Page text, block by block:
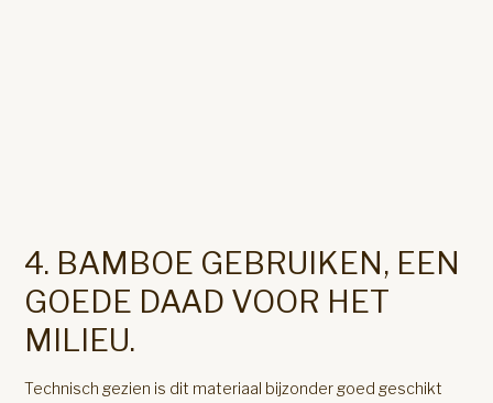
4. BAMBOE GEBRUIKEN, EEN
GOEDE DAAD VOOR HET
MILIEU.
Technisch gezien is dit materiaal bijzonder goed geschikt